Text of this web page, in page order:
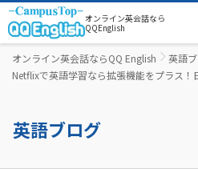
オンライン英会話なら
QQEnglish
オンライン英会話ならQQ English
英語
Netflixで英語学習なら拡張機能をプラス
英語ブログ